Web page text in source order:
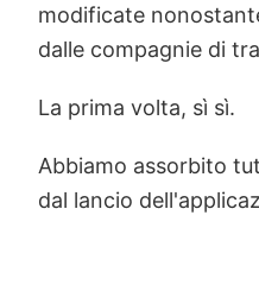
modificate
dalle compagnie di
La prima volta, sì sì.
Abbiamo assorbito
dal lancio